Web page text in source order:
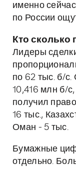
именно
по России
Кто сколько
Лидеры
по 62 тыс. б/
10,416 млн б/
получил
16 тыс.,
Оман - 5 тыс.
Бумажные
отдельно.